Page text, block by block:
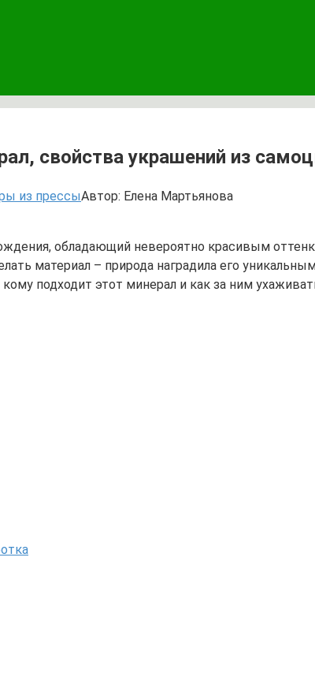
свойства украшений из
из прессыАвтор: Елена Мартьянова
обладающий невероятно красивым
материал – природа наградила его
подходит этот минерал и как за ним